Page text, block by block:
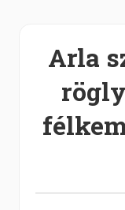
Arla